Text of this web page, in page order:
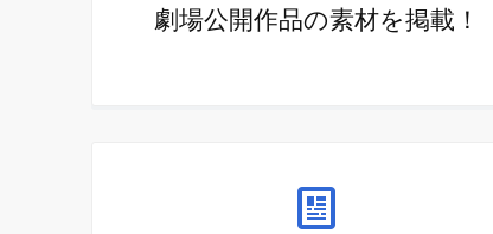
劇場公開作品の素材を掲載！